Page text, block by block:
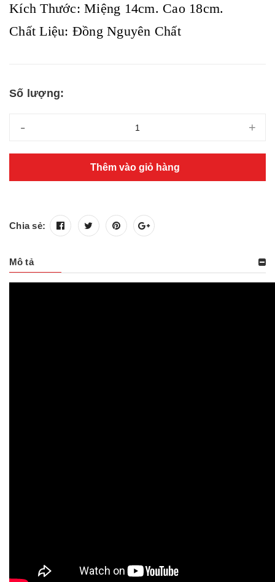
Kích Thước: Miệng 14cm. Cao 18cm.
Chất Liệu: Đồng Nguyên Chất
Số lượng:
- +
Thêm vào giỏ hàng
Chia sẻ:
Mô tả